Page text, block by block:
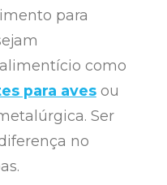
para
como
para avesou
Ser
no